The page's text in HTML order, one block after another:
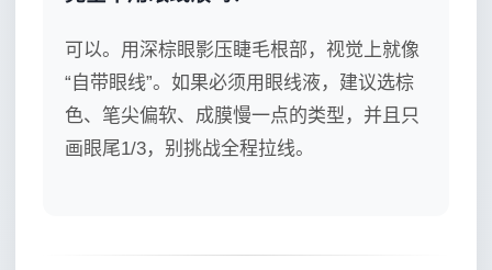
可以。用深棕眼影压睫毛根部，视觉上就像
“自带眼线”。如果必须用眼线液，建议选棕
色、笔尖偏软、成膜慢一点的类型，并且只
画眼尾1/3，别挑战全程拉线。